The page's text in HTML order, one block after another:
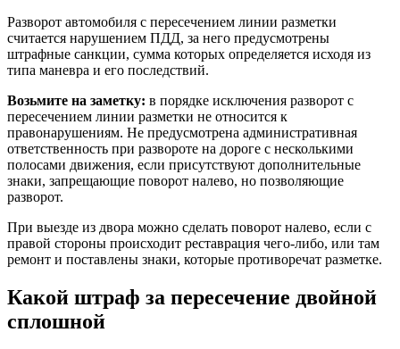
Разворот автомобиля с пересечением линии разметки
считается нарушением ПДД, за него предусмотрены
штрафные санкции, сумма которых определяется исходя из
типа маневра и его последствий.
Возьмите на заметку: в порядке исключения разворот с
пересечением линии разметки не относится к
правонарушениям. Не предусмотрена административная
ответственность при развороте на дороге с несколькими
полосами движения, если присутствуют дополнительные
знаки, запрещающие поворот налево, но позволяющие
разворот.
При выезде из двора можно сделать поворот налево, если с
правой стороны происходит реставрация чего-либо, или там
ремонт и поставлены знаки, которые противоречат разметке.
Какой штраф за пересечение двойной
сплошной